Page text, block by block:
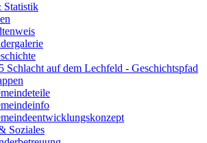
Statistik
Schlacht auf dem Lechfeld - Geschichtspfad
Soziales